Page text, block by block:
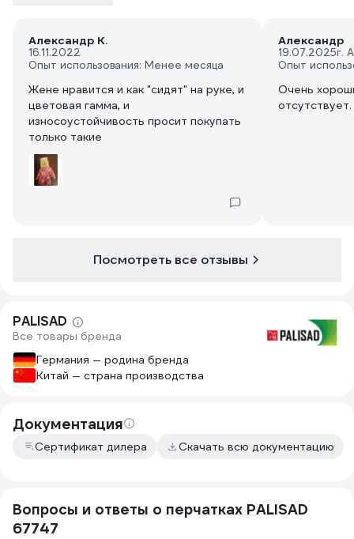
Александр К.
16.11.2022
Опыт использования: Менее месяца
Жене нравится и как "сидят" на руке, и
цветовая гамма, и
износоустойчивость просит покупать
только такие
Александр
19.07.2025г.
Опыт
Очень
Посмотреть все отзывы
PALISAD
Все товары бренда
Германия — родина бренда
Китай — страна производства
Документация
Сертификат дилера Скачать всю документацию
Вопросы и ответы о перчатках PALISAD
67747